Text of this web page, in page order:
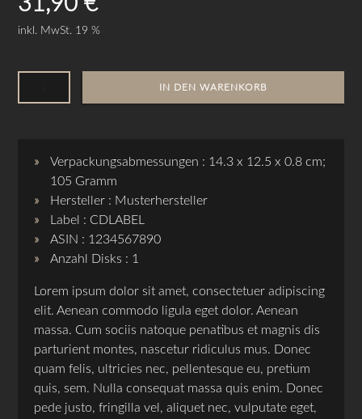
inkl. MwSt. 19 %
Verpackungsabmessungen : 14.3 x 12.5 x 0.8 cm;
105 Gramm
Hersteller : Musterhersteller
Label : CDLABEL
ASIN : 1234567890
Anzahl Disks : 1
Lorem ipsum dolor sit amet, consectetuer adipiscing
elit. Aenean commodo ligula eget dolor. Aenean
massa. Cum sociis natoque penatibus et magnis dis
parturient montes, nascetur ridiculus mus. Donec
quam felis, ultricies nec, pellentesque eu, pretium
quis, sem. Nulla consequat massa quis enim. Donec
pede justo, fringilla vel, aliquet nec, vulputate eget,